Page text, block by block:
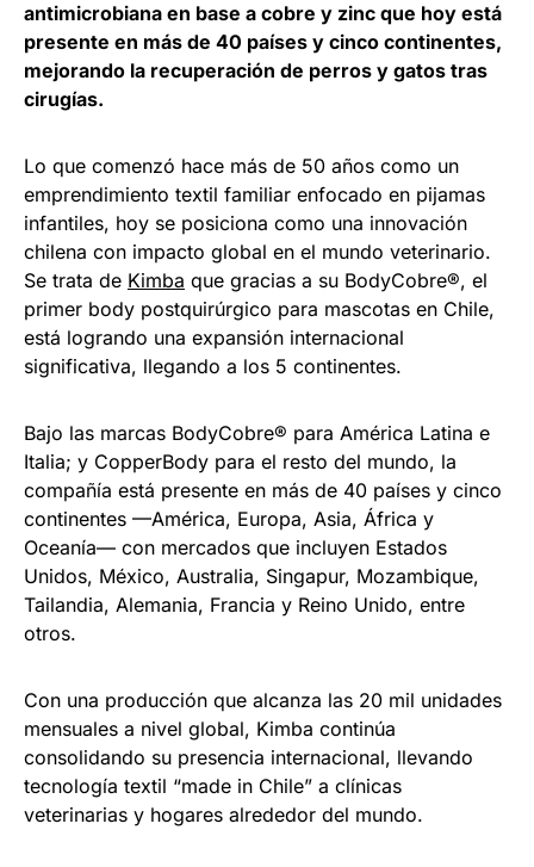
antimicrobiana en base a cobre y zinc que hoy está
presente en más de 40 países y cinco continentes,
mejorando la recuperación de perros y gatos tras
cirugías.
Lo que comenzó hace más de 50 años como un
emprendimiento textil familiar enfocado en pijamas
infantiles, hoy se posiciona como una innovación
chilena con impacto global en el mundo veterinario.
Se trata de Kimba que gracias a su BodyCobre®, el
primer body postquirúrgico para mascotas en Chile,
está logrando una expansión internacional
significativa, llegando a los 5 continentes.
Bajo las marcas BodyCobre® para América Latina e
Italia; y CopperBody para el resto del mundo, la
compañía está presente en más de 40 países y cinco
continentes —América, Europa, Asia, África y
Oceanía— con mercados que incluyen Estados
Unidos, México, Australia, Singapur, Mozambique,
Tailandia, Alemania, Francia y Reino Unido, entre
otros.
Con una producción que alcanza las 20 mil unidades
mensuales a nivel global, Kimba continúa
consolidando su presencia internacional, llevando
tecnología textil “made in Chile” a clínicas
veterinarias y hogares alrededor del mundo.